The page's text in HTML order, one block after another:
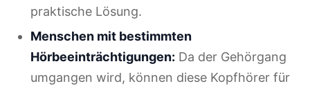
praktische Lösung.
Menschen mit bestimmten
Hörbeeinträchtigungen: Da der Gehörgang
umgangen wird, können diese Kopfhörer für